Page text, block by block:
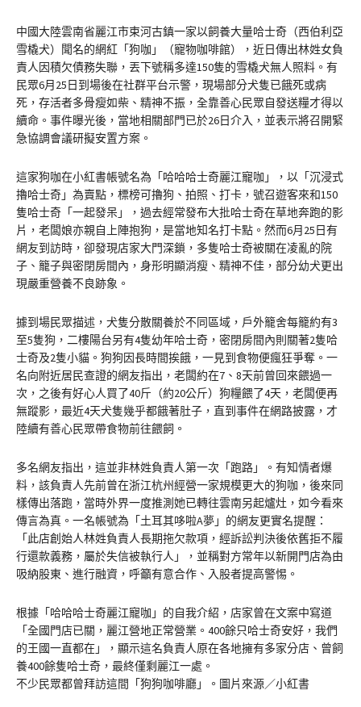
中國大陸雲南省麗江市束河古鎮一家以飼養大量哈士奇（西伯利亞
雪橇犬）聞名的網紅「狗咖」（寵物咖啡館），近日傳出林姓女負
責人因積欠債務失聯，丟下號稱多達150隻的雪橇犬無人照料。有
民眾6月25日到場後在社群平台示警，現場部分犬隻已餓死或病
死，存活者多骨瘦如柴、精神不振，全靠善心民眾自發送糧才得以
續命。事件曝光後，當地相關部門已於26日介入，並表示將召開緊
急協調會議研擬安置方案。
這家狗咖在小紅書帳號名為「哈哈哈士奇麗江寵咖」，以「沉浸式
擼哈士奇」為賣點，標榜可擼狗、拍照、打卡，號召遊客來和150
隻哈士奇「一起發呆」，過去經常發布大批哈士奇在草地奔跑的影
片，老闆娘亦親自上陣抱狗，是當地知名打卡點。然而6月25日有
網友到訪時，卻發現店家大門深鎖，多隻哈士奇被關在凌亂的院
子、籠子與密閉房間內，身形明顯消瘦、精神不佳，部分幼犬更出
現嚴重營養不良跡象。
據到場民眾描述，犬隻分散關養於不同區域，戶外籠舍每籠約有3
至5隻狗，二樓陽台另有4隻幼年哈士奇，密閉房間內則關著2隻哈
士奇及2隻小貓。狗狗因長時間挨餓，一見到食物便瘋狂爭奪。一
名向附近居民查證的網友指出，老闆約在7、8天前曾回來餵過一
次，之後有好心人買了40斤（約20公斤）狗糧餵了4天，老闆便再
無蹤影，最近4天犬隻幾乎都餓著肚子，直到事件在網路披露，才
陸續有善心民眾帶食物前往餵飼。
多名網友指出，這並非林姓負責人第一次「跑路」。有知情者爆
料，該負責人先前曾在浙江杭州經營一家規模更大的狗咖，後來同
樣傳出落跑，當時外界一度推測她已轉往雲南另起爐灶，如今看來
傳言為真。一名帳號為「土耳其哆啦A夢」的網友更實名提醒：
「此店創始人林姓負責人長期拖欠款項，經訴訟判決後依舊拒不履
行還款義務，屬於失信被執行人」，並稱對方常年以新開門店為由
吸納股東、進行融資，呼籲有意合作、入股者提高警惕。
根據「哈哈哈士奇麗江寵咖」的自我介紹，店家曾在文案中寫道
「全國門店已關，麗江營地正常營業。400餘只哈士奇安好，我們
的王國一直都在」，顯示這名負責人原在各地擁有多家分店、曾飼
養400餘隻哈士奇，最終僅剩麗江一處。
不少民眾都曾拜訪這間「狗狗咖啡廳」。圖片來源／小紅書